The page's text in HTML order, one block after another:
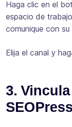
Haga clic en el
espacio de
comunique con
Elija el canal y
3.